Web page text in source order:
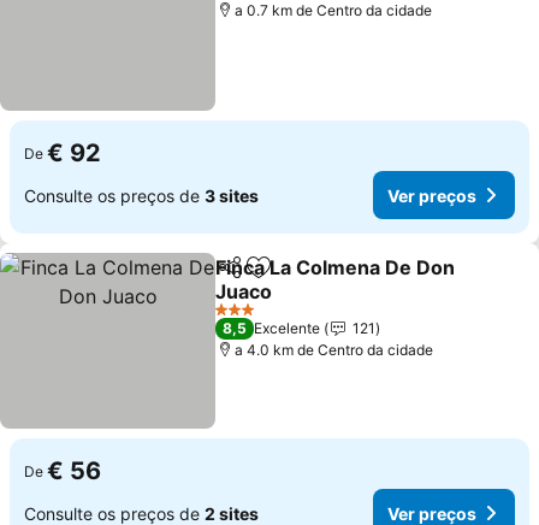
a 0.7 km de Centro da cidade
De € 92
Consulte os preços de 3 sites Ver preços
PartilharAdicionar aos favoritos
Finca La Colmena De Don
Juaco
Ver preços
3 Estrelas
8,5 Excelente
121
a 4.0 km de Centro da cidade
De € 56
Consulte os preços de 2 sites Ver preços